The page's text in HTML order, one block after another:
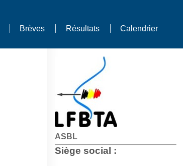
Brèves Résultats Calendrier
ASBL
Siège social :